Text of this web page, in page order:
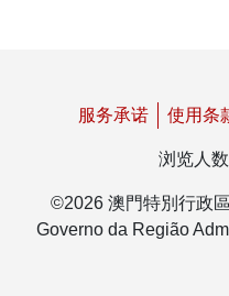
服务承诺 使用条
浏览人数
©2026 澳門特別行政
Governo da Região